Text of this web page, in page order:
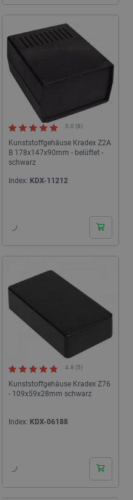
Kunststoffgehäuse Kradex Z2A
B 178x147x90mm - belüftet -
schwarz
5.0 (8)
Index: KDX-11212
Kunststoffgehäuse Kradex Z76
- 109x59x28mm schwarz
4.8 (5)
Index: KDX-06188